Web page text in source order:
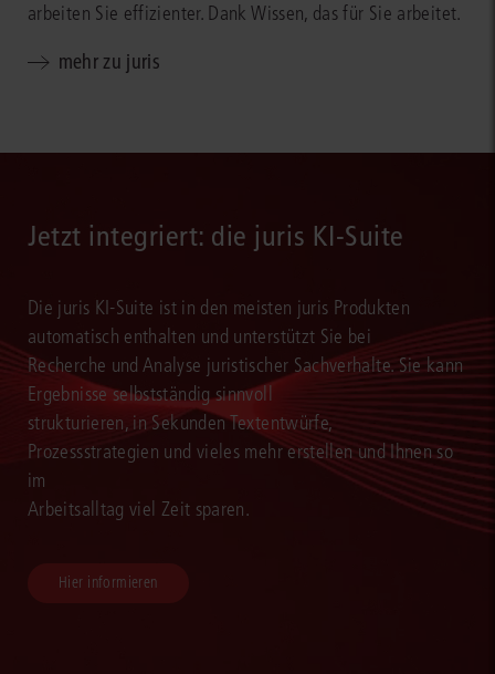
arbeiten Sie effizienter. Dank Wissen, das für Sie arbeitet.
mehr zu juris
Jetzt integriert: die juris KI-Suite
Die juris KI-Suite ist in den meisten juris Produkten
automatisch enthalten und unterstützt Sie bei
Recherche und Analyse juristischer Sachverhalte. Sie kann
Ergebnisse selbstständig sinnvoll
strukturieren, in Sekunden Textentwürfe,
Prozessstrategien und vieles mehr erstellen und Ihnen so
im
Arbeitsalltag viel Zeit sparen.
Hier informieren